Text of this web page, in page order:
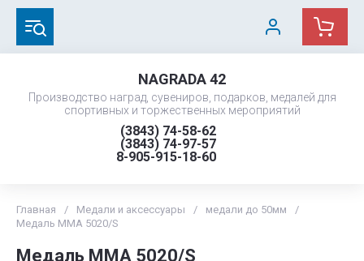
NAGRADA 42
Производство наград, сувениров, подарков, медалей для
спортивных и торжественных мероприятий
(3843) 74-58-62
(3843) 74-97-57
8-905-915-18-60
Главная / Медали и аксессуары / медали до 50мм
/
Медаль MMA 5020/S
Медаль MMA 5020/S